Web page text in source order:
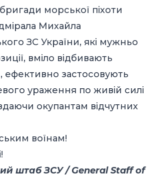
морської піхоти
Михайла
ЗС України, які мужньо
вміло відбивають
ефективно застосовують
ураження по живій силі
окупантам відчутних
воїнам!
штаб ЗСУ / General Staff of